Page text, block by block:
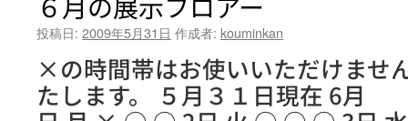
投稿日: 2009年5月31日 作成者: kouminkan
×の時間帯はお使いいただけませ
たします。 ５月３１日現在 6